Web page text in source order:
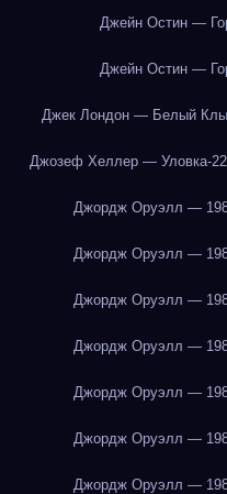
Джейн Остин —
Джейн Остин —
Джек Лондон — Белый
Джозеф Хеллер — Уловка-22
Джордж Оруэлл —
Джордж Оруэлл —
Джордж Оруэлл —
Джордж Оруэлл —
Джордж Оруэлл —
Джордж Оруэлл —
Джордж Оруэлл —